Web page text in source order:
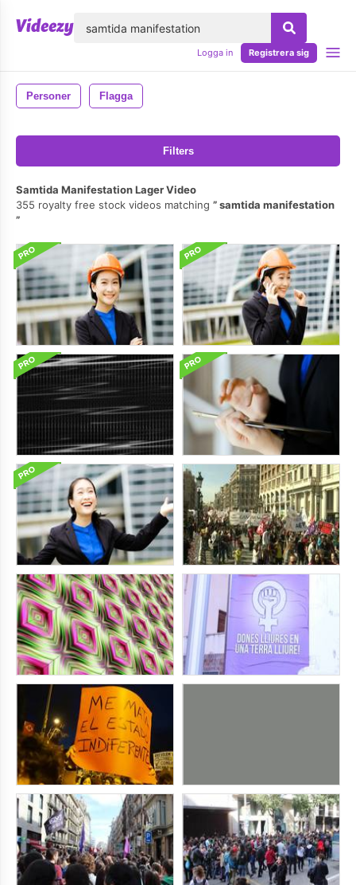
Logga in Registrera sig
Personer Flagga
Filters
Samtida Manifestation Lager Video
355 royalty free stock videos matching
samtida manifestation